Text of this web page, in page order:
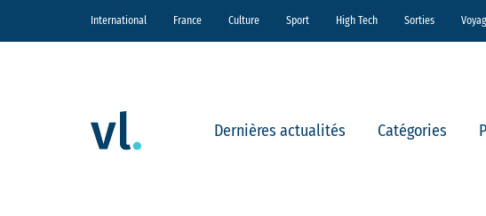
International France Culture Sport High Tech Sorties
Dernières actualités Catégories